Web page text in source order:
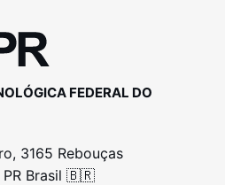
FEDERAL DO
3165 Rebouças
PR Brasil 🇧🇷